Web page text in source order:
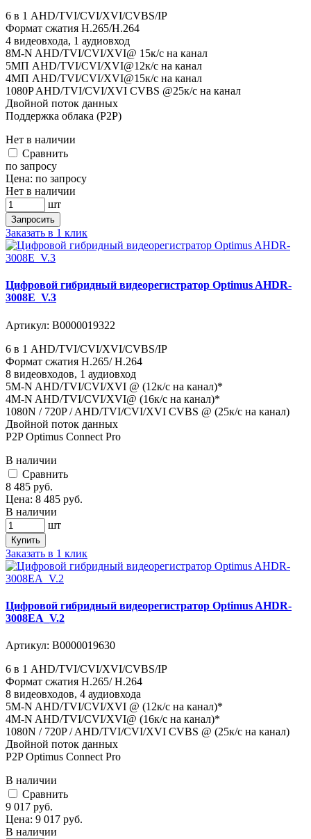
6 в 1 AHD/TVI/CVI/XVI/CVBS/IP
Формат сжатия H.265/H.264
4 видеовхода, 1 аудиовход
8M-N AHD/TVI/CVI/XVI@ 15к/с на канал
5MП AHD/TVI/CVI/XVI@12к/с на канал
4MП AHD/TVI/CVI/XVI@15к/с на канал
1080P AHD/TVI/CVI/XVI CVBS @25к/с на канал
Двойной поток данных
Поддержка облака (P2P)
Нет в наличии
Cравнить
по запросу
Цена: по запросу
Нет в наличии
шт
Запросить
Заказать в 1 клик
Цифровой гибридный видеорегистратор Optimus AHDR-
3008E_V.3
Артикул: В0000019322
6 в 1 AHD/TVI/CVI/XVI/CVBS/IP
Формат сжатия H.265/ H.264
8 видеовходов, 1 аудиовход
5M-N AHD/TVI/CVI/XVI @ (12к/с на канал)*
4M-N AHD/TVI/CVI/XVI@ (16к/с на канал)*
1080N / 720P / AHD/TVI/CVI/XVI CVBS @ (25к/с на канал)
Двойной поток данных
P2P Optimus Connect Pro
В наличии
Cравнить
8 485 руб.
Цена: 8 485 руб.
В наличии
шт
Купить
Заказать в 1 клик
Цифровой гибридный видеорегистратор Optimus AHDR-
3008EA_V.2
Артикул: В0000019630
6 в 1 AHD/TVI/CVI/XVI/CVBS/IP
Формат сжатия H.265/ H.264
8 видеовходов, 4 аудиовхода
5M-N AHD/TVI/CVI/XVI @ (12к/с на канал)*
4M-N AHD/TVI/CVI/XVI@ (16к/с на канал)*
1080N / 720P / AHD/TVI/CVI/XVI CVBS @ (25к/с на канал)
Двойной поток данных
P2P Optimus Connect Pro
В наличии
Cравнить
9 017 руб.
Цена: 9 017 руб.
В наличии